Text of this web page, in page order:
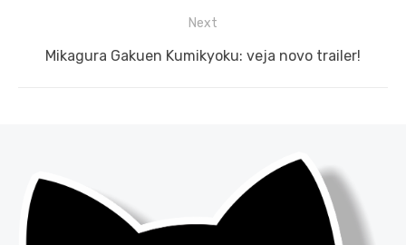
Next
Next
Mikagura Gakuen Kumikyoku: veja novo trailer!